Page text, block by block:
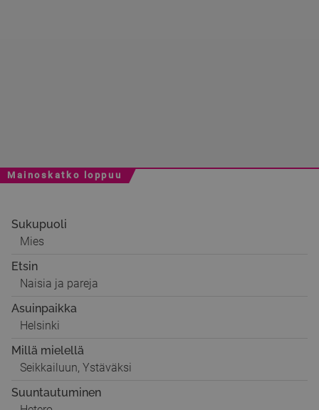
Mainoskatko loppuu
Sukupuoli
Mies
Etsin
Naisia ja pareja
Asuinpaikka
Helsinki
Millä mielellä
Seikkailuun, Ystäväksi
Suuntautuminen